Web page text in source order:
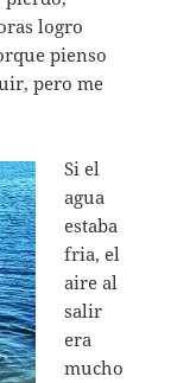
logro
pienso
pero me
Si el
agua
estaba
fria, el
aire al
salir
era
mucho